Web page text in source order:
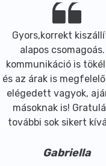
Gyors,korrekt
alapos
kommunikáció is
és az árak is
elégedett vagyok,
másoknak is!
további sok sikert
Gabriella